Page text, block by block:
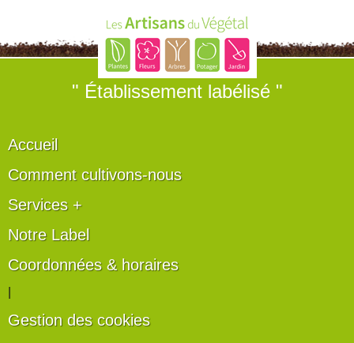
" Établissement labélisé "
Accueil
Comment cultivons-nous
Services +
Notre Label
Coordonnées & horaires
Gestion des cookies